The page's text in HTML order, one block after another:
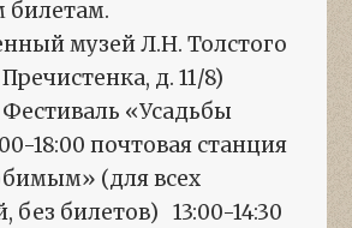
билетам.
музей Л.Н. Толстого
д. 11/8)
«Усадьбы
18:00 почтовая станция
(для всех
без билетов) 13:00-14:30